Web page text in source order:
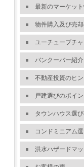
最新のマーケッ
物件購入及び売
ユーチューブチ
バンクーバー紹
不動産投資のヒン
戸建選びのポイン
タウンハウス選
コンドミニアム
洪水ハザードマ